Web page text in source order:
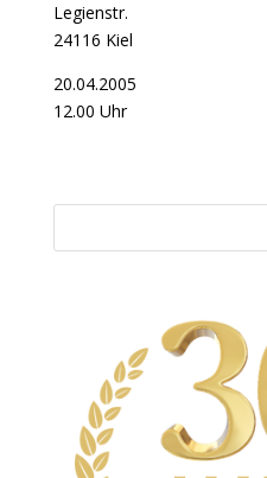
Legienstr.
24116 Kiel
20.04.2005
12.00 Uhr